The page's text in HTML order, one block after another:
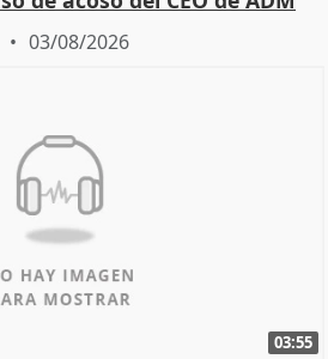
03/08/2026
03:55